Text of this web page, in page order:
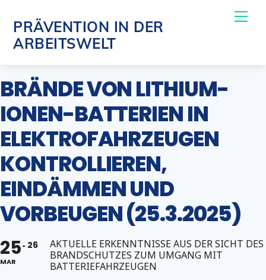
content
PRÄVENTION IN DER
ARBEITSWELT
BRÄNDE VON LITHIUM-
IONEN-BATTERIEN IN
ELEKTROFAHRZEUGEN
KONTROLLIEREN,
EINDÄMMEN UND
VORBEUGEN (25.3.2025)
25
MAR
26
AKTUELLE ERKENNTNISSE AUS DER SICHT DES
BRANDSCHUTZES ZUM UMGANG MIT
BATTERIEFAHRZEUGEN